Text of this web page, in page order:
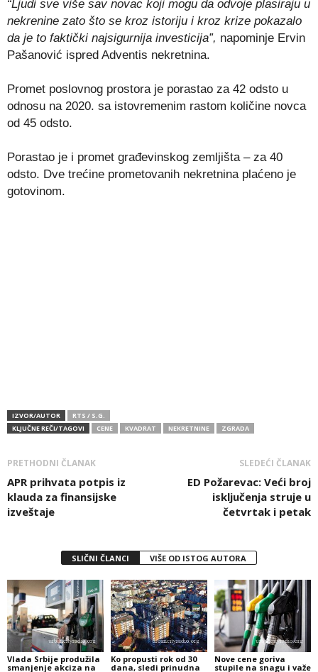
“Ljudi sve više sav novac koji mogu da odvoje plasiraju u
nekrenine zato što se kroz istoriju i kroz krize pokazalo
da je to faktički najsigurnija investicija”, napominje Ervin
Pašanović ispred Adventis nekretnina.
Promet poslovnog prostora je porastao za 42 odsto u
odnosu na 2020. sa istovremenim rastom količine novca
od 45 odsto.
Porastao je i promet građevinskog zemljišta – za 40
odsto. Dve trećine prometovanih nekretnina plaćeno je
gotovinom.
IZVOR/AUTOR
RTS / S.G.
KLJUČNE REČI/TAGOVI
CENE KVADRAT NEKRETNINE ZGRADA
PRETHODNI ČLANAK
APR prihvata potpis iz
klauda za finansijske
izveštaje
SLEDEĆI ČLANAK
ED Požarevac: Veći broj
isključenja struje u
četvrtak i petak
SLIČNI ČLANCI VIŠE OD ISTOG AUTORA
Vlada Srbije produžila
smanjenje akciza na
Ko propusti rok od 30
dana, sledi prinudna
Nove cene goriva
stupile na snagu i važe